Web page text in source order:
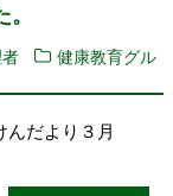
健康教育グル
んだより３月